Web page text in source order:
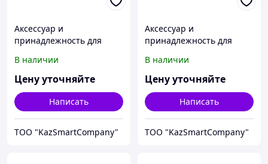
Аксессуар и
принадлежность для
калибровки Fluke
Calibration 2127-9114
В наличии
Цену уточняйте
Написать
ТОО "KazSmartCompany"
Аксессуар и
принадлежность для
калибровки Fluke
Calibration 2129
В наличии
Цену уточняйте
Написать
ТОО "KazSmartCompany"